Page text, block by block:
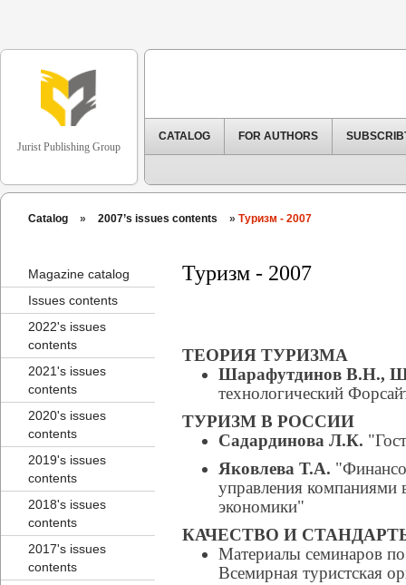
Jurist Publishing Group
CATALOG FOR AUTHORS
Catalog » 2007’s issues contents » Туризм - 2007
Magazine catalog
Issues contents
2022's issues
contents
2021's issues
contents
2020's issues
contents
2019's issues
contents
2018's issues
contents
2017's issues
contents
Туризм - 2007
ТЕОРИЯ ТУРИЗМА
Шарафутдинов В.Н.,
технологический
ТУРИЗМ В РОССИИ
Садардинова Л.К.
Яковлева Т.А.
управления компаниями
экономики"
КАЧЕСТВО И
Материалы семинаров по
Всемирная туристская